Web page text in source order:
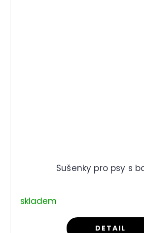
Sušenky pro psy s
skladem
DETAIL